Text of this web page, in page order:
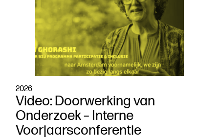
2026
Video: Doorwerking van
Onderzoek – Interne
Voorjaarsconferentie